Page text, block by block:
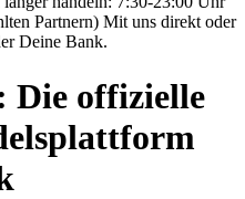
Partnern) Mit uns direkt oder
Deine Bank.
Die offizielle